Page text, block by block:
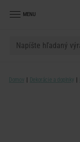
MENU
Domov Dekorácie a doplnky